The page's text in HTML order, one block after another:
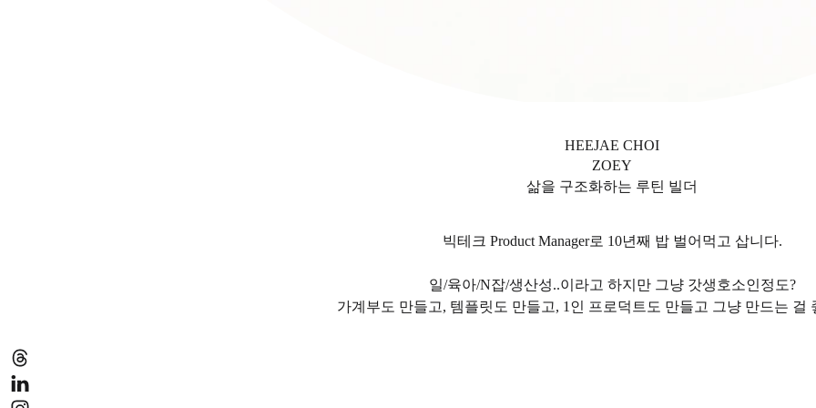
HEEJAE CHOI
ZOEY
삶을 구조화하는 루틴 빌더
빅테크 Product Manager로 10년째 밥 벌어먹고 삽니다.
일/육아/N잡/생산성..이라고 하지만 그냥 갓생호소인정도?
가계부도 만들고, 템플릿도 만들고, 1인 프로덕트도 만들고 그냥 만드는 걸